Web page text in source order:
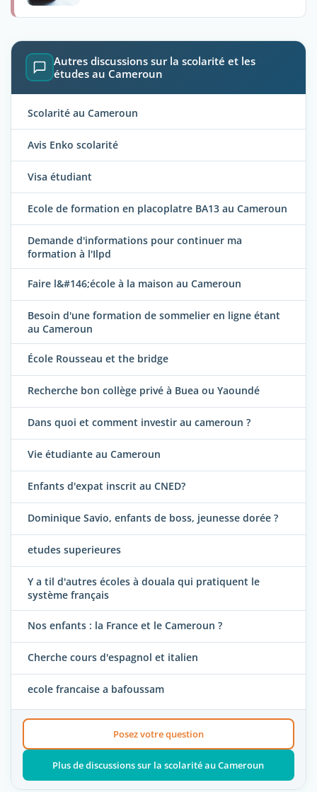
Autres discussions sur la scolarité et les
études au Cameroun
Scolarité au Cameroun
Avis Enko scolarité
Visa étudiant
Ecole de formation en placoplatre BA13 au Cameroun
Demande d'informations pour continuer ma
formation à l'Ilpd
Faire l&#146;école à la maison au Cameroun
Besoin d'une formation de sommelier en ligne étant
au Cameroun
École Rousseau et the bridge
Recherche bon collège privé à Buea ou Yaoundé
Dans quoi et comment investir au cameroun ?
Vie étudiante au Cameroun
Enfants d'expat inscrit au CNED?
Dominique Savio, enfants de boss, jeunesse dorée ?
etudes superieures
Y a til d'autres écoles à douala qui pratiquent le
système français
Nos enfants : la France et le Cameroun ?
Cherche cours d'espagnol et italien
ecole francaise a bafoussam
Posez votre question
Plus de discussions sur la scolarité au Cameroun